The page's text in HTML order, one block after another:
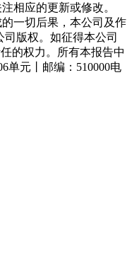
相应的更新或修改。
一切后果，本公司及作
版权。如征得本公司
的权力。所有本报告中
单元丨邮编：510000电